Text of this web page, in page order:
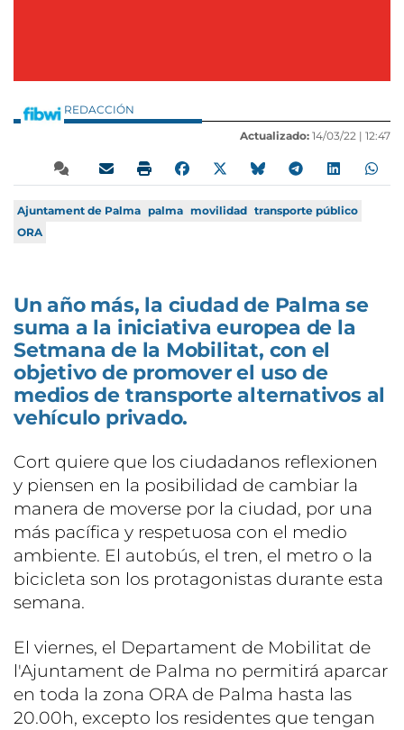
REDACCIÓN
Actualizado: 14/03/22 | 12:47
Ajuntament de Palma palma movilidad transporte público
ORA
Un año más, la ciudad de Palma se
suma a la iniciativa europea de la
Setmana de la Mobilitat, con el
objetivo de promover el uso de
medios de transporte alternativos al
vehículo privado.
Cort quiere que los ciudadanos reflexionen
y piensen en la posibilidad de cambiar la
manera de moverse por la ciudad, por una
más pacífica y respetuosa con el medio
ambiente. El autobús, el tren, el metro o la
bicicleta son los protagonistas durante esta
semana.
El viernes, el Departament de Mobilitat de
l'Ajuntament de Palma no permitirá aparcar
en toda la zona ORA de Palma hasta las
20.00h, excepto los residentes que tengan